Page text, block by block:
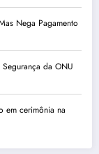
Nega Pagamento
da ONU
em cerimônia na